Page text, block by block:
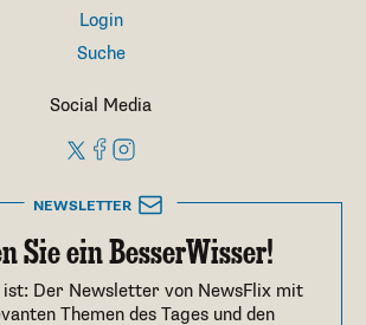
Login
Suche
Social Media
NEWSLETTER
Sie ein BesserWisser!
ist: Der Newsletter von NewsFlix mit
Themen des Tages und den